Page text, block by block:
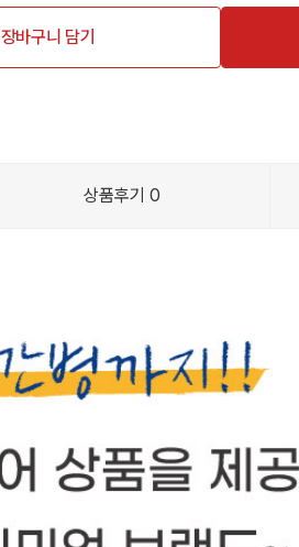
장바구니 담기
상품후기 0